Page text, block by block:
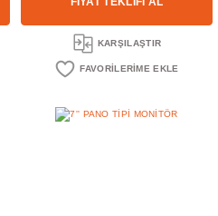
KARŞILAŞTIR